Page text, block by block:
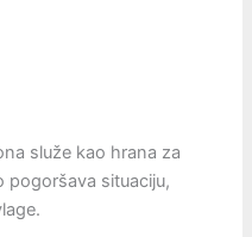
služe kao hrana za
pogoršava situaciju,